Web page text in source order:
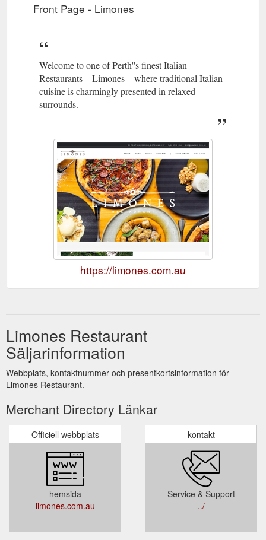
Front Page - Limones
Welcome to one of Perth''s finest Italian
Restaurants – Limones – where traditional Italian
cuisine is charmingly presented in relaxed
surrounds.
https://limones.com.au
Limones Restaurant
Säljarinformation
Webbplats, kontaktnummer och presentkortsinformation för
Limones Restaurant.
Merchant Directory Länkar
Officiell webbplats
hemsida
limones.com.au
kontakt
Service & Support
../